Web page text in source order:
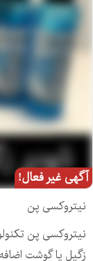
آگهی غیر فعال!
نیتروکسی پن
نیتروکسی پن
زگیل یا گوشت